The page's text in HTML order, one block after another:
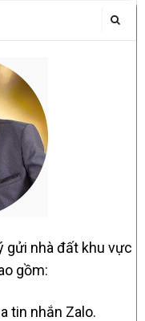
gửi nhà đất khu vực
gồm:
tin nhắn Zalo.